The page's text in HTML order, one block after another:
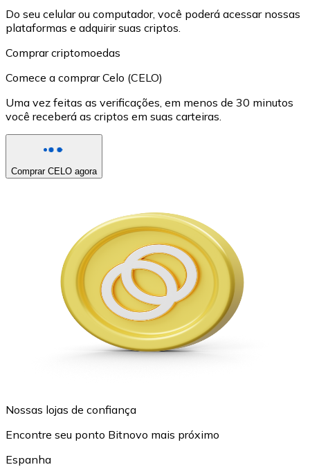
Do seu celular ou computador, você poderá acessar nossas
plataformas e adquirir suas criptos.
Comprar criptomoedas
Comece a comprar Celo (CELO)
Uma vez feitas as verificações, em menos de 30 minutos
você receberá as criptos em suas carteiras.
Comprar CELO agora
Nossas lojas de confiança
Encontre seu ponto Bitnovo mais próximo
Espanha